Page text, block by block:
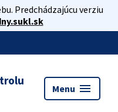
Predchádzajúcu verziu
Menu menu